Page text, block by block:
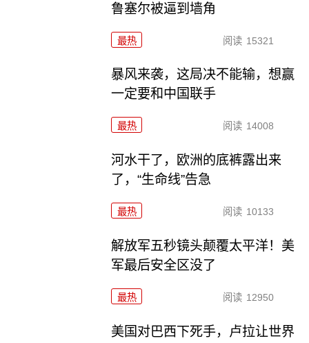
鲁塞尔被逼到墙角
最热 阅读 15321
暴风来袭，这局决不能输，想赢
一定要和中国联手
最热 阅读 14008
河水干了，欧洲的底裤露出来
了，“生命线”告急
最热 阅读 10133
解放军五秒镜头颠覆太平洋！美
军最后安全区没了
最热 阅读 12950
美国对巴西下死手，卢拉让世界